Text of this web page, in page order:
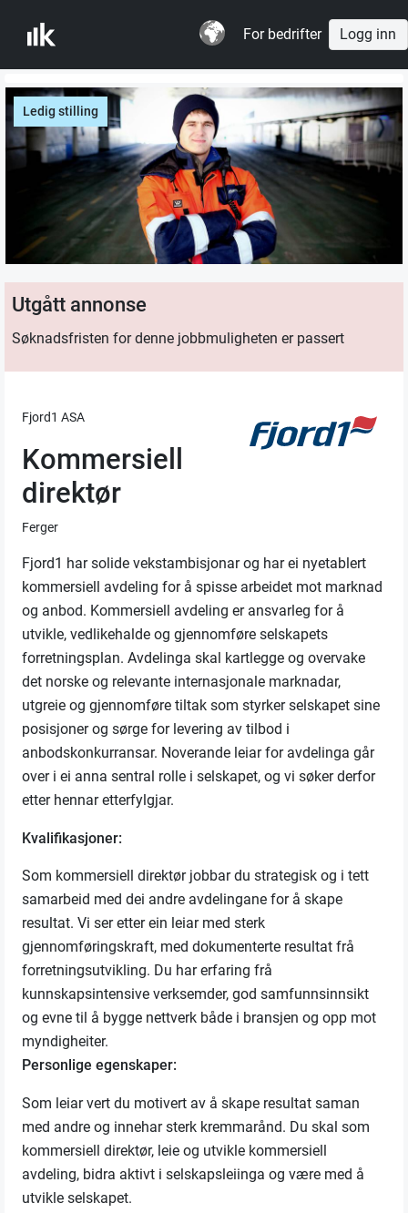
For bedrifter Logg inn
Ledig stilling
Utgått annonse
Søknadsfristen for denne jobbmuligheten er passert
Fjord1 ASA
Kommersiell
direktør
Ferger
Fjord1 har solide vekstambisjonar og har ei nyetablert
kommersiell avdeling for å spisse arbeidet mot marknad
og anbod. Kommersiell avdeling er ansvarleg for å
utvikle, vedlikehalde og gjennomføre selskapets
forretningsplan. Avdelinga skal kartlegge og overvake
det norske og relevante internasjonale marknadar,
utgreie og gjennomføre tiltak som styrker selskapet sine
posisjoner og sørge for levering av tilbod i
anbodskonkurransar. Noverande leiar for avdelinga går
over i ei anna sentral rolle i selskapet, og vi søker derfor
etter hennar etterfylgjar.
Kvalifikasjoner:
Som kommersiell direktør jobbar du strategisk og i tett
samarbeid med dei andre avdelingane for å skape
resultat. Vi ser etter ein leiar med sterk
gjennomføringskraft, med dokumenterte resultat frå
forretningsutvikling. Du har erfaring frå
kunnskapsintensive verksemder, god samfunnsinnsikt
og evne til å bygge nettverk både i bransjen og opp mot
myndigheiter.
Personlige egenskaper:
Som leiar vert du motivert av å skape resultat saman
med andre og innehar sterk kremmarånd. Du skal som
kommersiell direktør, leie og utvikle kommersiell
avdeling, bidra aktivt i selskapsleiinga og være med å
utvikle selskapet.